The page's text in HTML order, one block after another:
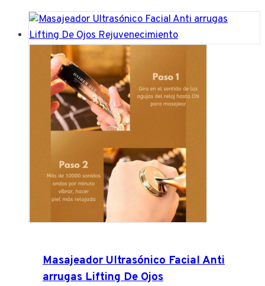
Masajeador Ultrasónico Facial Anti
arrugas Lifting De Ojos